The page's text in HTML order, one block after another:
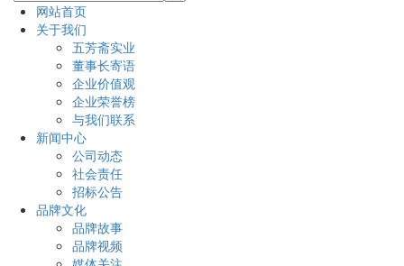
网站首页
关于我们
五芳斋实业
董事长寄语
企业价值观
企业荣誉榜
与我们联系
新闻中心
公司动态
社会责任
招标公告
品牌文化
品牌故事
品牌视频